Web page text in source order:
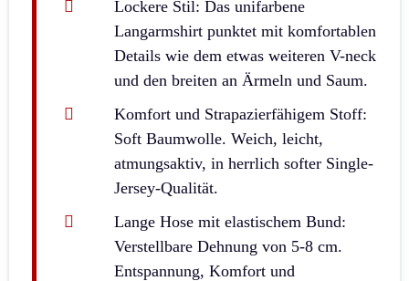
Lockere Stil: Das unifarbene
Langarmshirt punktet mit komfortablen
Details wie dem etwas weiteren V-neck
und den breiten an Ärmeln und Saum.
Komfort und Strapazierfähigem Stoff:
Soft Baumwolle. Weich, leicht,
atmungsaktiv, in herrlich softer Single-
Jersey-Qualität.
Lange Hose mit elastischem Bund:
Verstellbare Dehnung von 5-8 cm.
Entspannung, Komfort und